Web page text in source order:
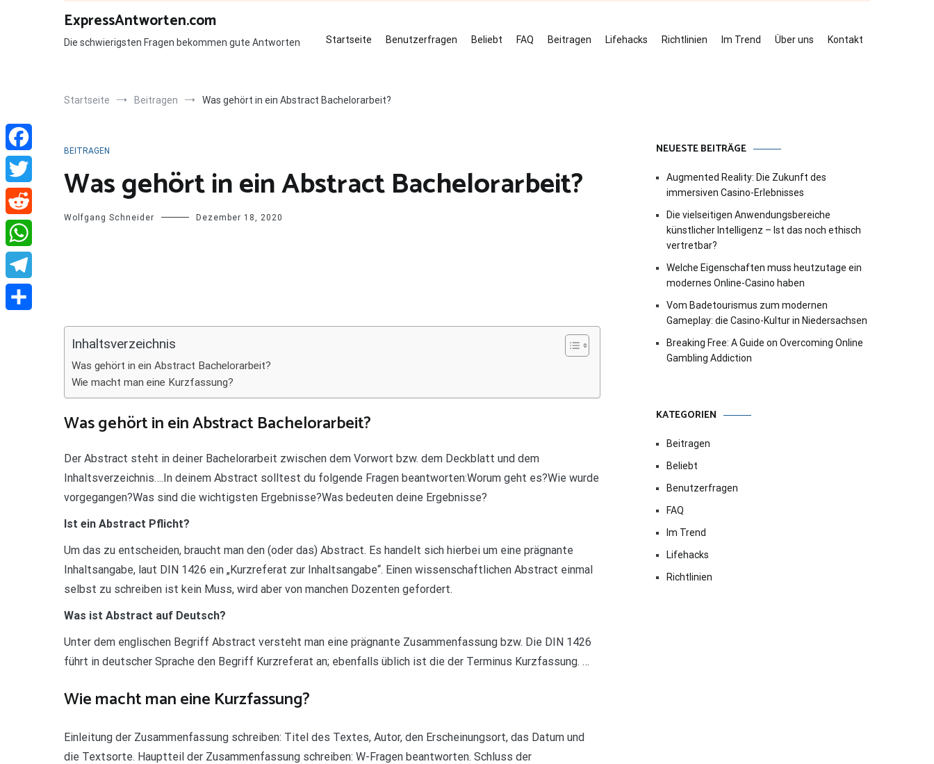
ExpressAntworten.com
Die schwierigsten Fragen bekommen gute Antworten Startseite Benutzerfragen Beliebt FAQ Beitragen Lifehacks Richtlinien Im Trend Über uns Kontakt
Startseite Beitragen Was gehört in ein Abstract Bachelorarbeit?
BEITRAGEN
Was gehört in ein Abstract Bachelorarbeit?
Wolfgang Schneider Dezember 18, 2020
Inhaltsverzeichnis
Was gehört in ein Abstract Bachelorarbeit?
Wie macht man eine Kurzfassung?
Was gehört in ein Abstract Bachelorarbeit?
Der Abstract steht in deiner Bachelorarbeit zwischen dem Vorwort bzw. dem Deckblatt und dem
Inhaltsverzeichnis….In deinem Abstract solltest du folgende Fragen beantworten:Worum geht es?Wie wurde
vorgegangen?Was sind die wichtigsten Ergebnisse?Was bedeuten deine Ergebnisse?
Ist ein Abstract Pflicht?
Um das zu entscheiden, braucht man den (oder das) Abstract. Es handelt sich hierbei um eine prägnante
Inhaltsangabe, laut DIN 1426 ein „Kurzreferat zur Inhaltsangabe“. Einen wissenschaftlichen Abstract einmal
selbst zu schreiben ist kein Muss, wird aber von manchen Dozenten gefordert.
Was ist Abstract auf Deutsch?
Unter dem englischen Begriff Abstract versteht man eine prägnante Zusammenfassung bzw. Die DIN 1426
führt in deutscher Sprache den Begriff Kurzreferat an; ebenfalls üblich ist die der Terminus Kurzfassung. …
Wie macht man eine Kurzfassung?
Einleitung der Zusammenfassung schreiben: Titel des Textes, Autor, den Erscheinungsort, das Datum und
die Textsorte. Hauptteil der Zusammenfassung schreiben: W-Fragen beantworten. Schluss der
NEUESTE BEITRÄGE
Augmented Reality: Die Zukunft des
immersiven Casino-Erlebnisses
Die vielseitigen Anwendungsbereiche
künstlicher Intelligenz – Ist das noch ethisch
vertretbar?
Welche Eigenschaften muss heutzutage ein
modernes Online-Casino haben
Vom Badetourismus zum modernen
Gameplay: die Casino-Kultur in Niedersachsen
Breaking Free: A Guide on Overcoming Online
Gambling Addiction
KATEGORIEN
Beitragen
Beliebt
Benutzerfragen
FAQ
Im Trend
Lifehacks
Richtlinien
Facebook
Twitter
Reddit
WhatsApp
Telegram